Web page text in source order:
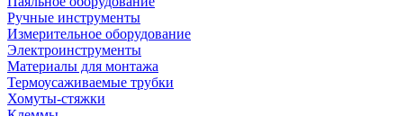
Ручные инструменты
Измерительное оборудование
Электроинструменты
Материалы для монтажа
Термоусаживаемые трубки
Хомуты-стяжки